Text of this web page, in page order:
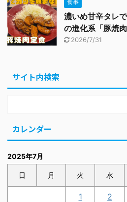
食事
濃いめ甘辛タレ
の進化系「豚焼
2026/7/31
サイト内検索
カレンダー
2025年7月
日 月 火 水
1 2